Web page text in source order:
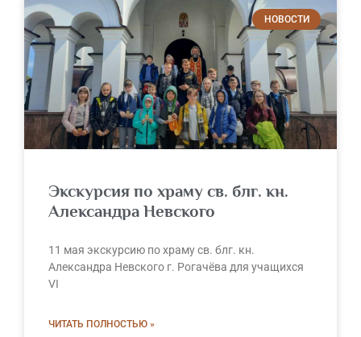
НОВОСТИ
Экскурсия по храму св. блг. кн.
Александра Невского
11 мая экскурсию по храму св. блг. кн.
Александра Невского г. Рогачёва для учащихся
VI
ЧИТАТЬ ПОЛНОСТЬЮ »